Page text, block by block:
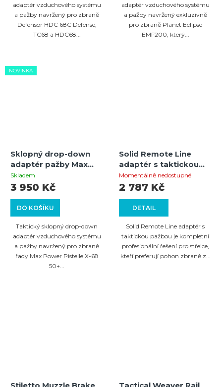
adaptér vzduchového systému
a pažby navržený pro zbraně
Defensor HDC 68C Defense,
TC68 a HDC68...
adaptér vzduchového systému
a pažby navržený exkluzivně
pro zbraně Planet Eclipse
EMF200, který...
NOVINKA
Sklopný drop-down
adaptér pažby Max
Power Pistelle X-68
50+ Joules s
mechanismem Gen3
Skladem
DO KOŠÍKU
3 950 Kč
Taktický sklopný drop-down
adaptér vzduchového systému
a pažby navržený pro zbraně
řady Max Power Pistelle X-68
50+...
Solid Remote Line
adaptér s taktickou
Milspec pažbou
(Univerzální)
Momentálně nedostupné
DETAIL
2 787 Kč
Solid Remote Line adaptér s
taktickou pažbou je kompletní
profesionální řešení pro střelce,
kteří preferují pohon zbraně z...